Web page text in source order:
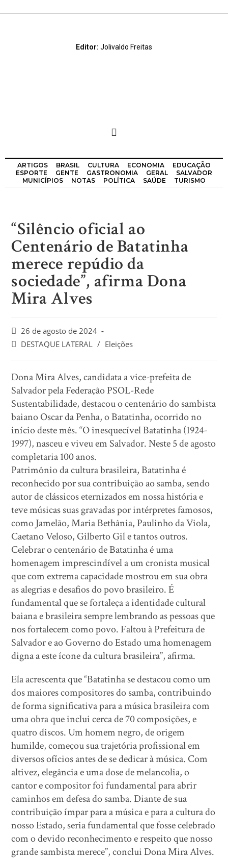
Editor: Jolivaldo Freitas
ARTIGOS BRASIL CULTURA ECONOMIA
EDUCAÇÃO
ESPORTE
GENTE GASTRONOMIA GERAL
SALVADOR
MUNICÍPIOS
NOTAS POLÍTICA SAÚDE TURISMO
“Silêncio oficial ao
Centenário de Batatinha
merece repúdio da
sociedade”, afirma Dona
Mira Alves
26 de agosto de 2024
DESTAQUE LATERAL / Eleições
Dona Mira Alves, candidata a vice-prefeita de
Salvador pela Federação PSOL-Rede
Sustentabilidade, destacou o centenário do sambista
baiano Oscar da Penha, o Batatinha, ocorrido no
início deste mês. “O inesquecível Batatinha (1924-
1997), nasceu e viveu em Salvador. Neste 5 de agosto
completaria 100 anos.
Patrimônio da cultura brasileira, Batatinha é
reconhecido por sua contribuição ao samba, sendo
autor de clássicos eternizados em nossa história e
teve músicas suas gravadas por intérpretes famosos,
como Jamelão, Maria Bethânia, Paulinho da Viola,
Caetano Veloso, Gilberto Gil e tantos outros.
Celebrar o centenário de Batatinha é uma
homenagem imprescindível a um cronista musical
que com extrema capacidade mostrou em sua obra
as alegrias e desafios do povo brasileiro. É
fundamental que se fortaleça a identidade cultural
baiana e brasileira sempre lembrando as pessoas que
nos fortalecem como povo. Faltou à Prefeitura de
Salvador e ao Governo do Estado uma homenagem
digna a este ícone da cultura brasileira”, afirma.
Ela acrescenta que “Batatinha se destacou como um
dos maiores compositores do samba, contribuindo
de forma significativa para a música brasileira com
uma obra que inclui cerca de 70 composições, e
quatro discos. Um homem negro, de origem
humilde, começou sua trajetória profissional em
diversos ofícios antes de se dedicar à música. Com
altivez, elegância e uma dose de melancolia, o
cantor e compositor foi fundamental para abrir
caminhos em defesa do samba. Diante de sua
contribuição ímpar para a música e para a cultura do
nosso Estado, seria fundamental que fosse celebrado
com o devido reconhecimento e respeito que nosso
grande sambista merece”, conclui Dona Mira Alves.